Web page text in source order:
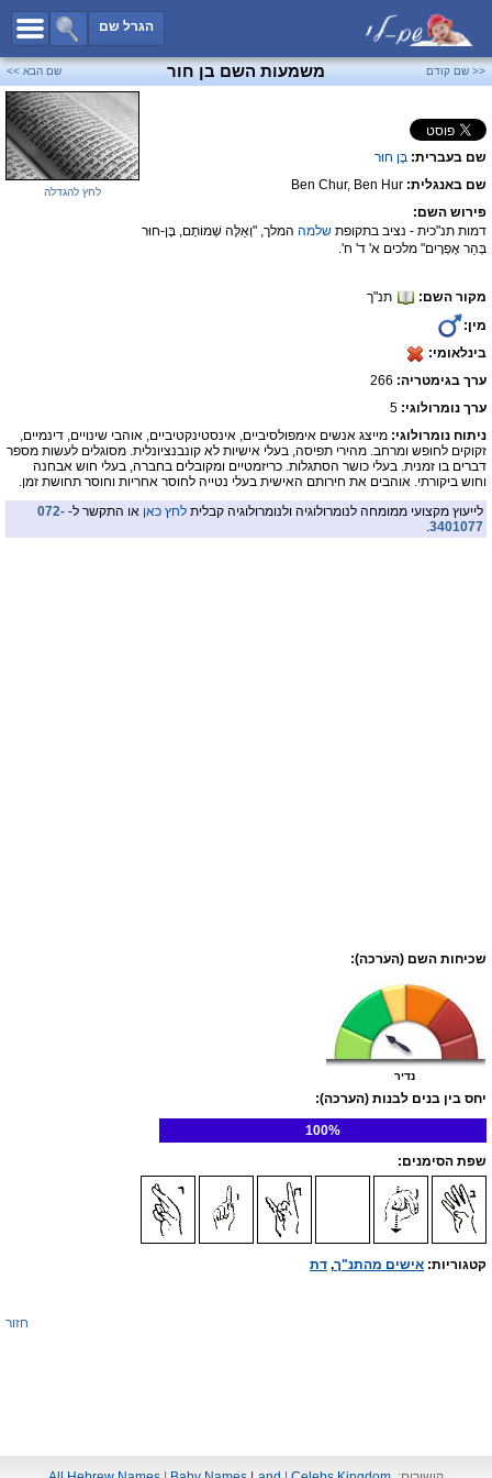
הגרל שם
כל השמות
שמות לבנים
שמות לבנות
שמות משותפים
שמות נפוצים
פייסבוק
<< שם קודם משמעות השם בן חור שם הבא >>
שם בעברית: בֶּן חוּ‏ר
שם באנגלית: Ben Chur, Ben Hur
פירוש השם:
דמות תנ"כית - נציב בתקופת שלמה המלך, "וְאֵלֶּה שְׁמוֹתָם, בֶּן-חוּר
בְּהַר אֶפְרָיִם" מלכים א' ד' ח'.
מקור השם:
תנ"ך
מין:
בינלאומי:
ערך בגימטריה:
ערך נומרולוגי: 5
לחץ להגדלה
ניתוח נומרולוגי: מייצג אנשים אימפולסיביים, אינסטינקטיביים, אוהבי שינויים, דינמיים,
זקוקים לחופש ומרחב. מהירי תפיסה, בעלי אישיות לא קונבנציונלית. מסוגלים לעשות מספר
דברים בו זמנית. בעלי כושר הסתגלות. כריזמטיים ומקובלים בחברה, בעלי חוש אבחנה
וחוש ביקורתי. אוהבים את חירותם האישית בעלי נטייה לחוסר אחריות וחוסר תחושת זמן.
לייעוץ מקצועי ממומחה לנומרולוגיה ולנומרולוגיה קבלית לחץ כאן או התקשר ל- 072-
3401077
.
שכיחות השם (הערכה):
נדיר
יחס בין בנים לבנות (הערכה):
100%
שפת הסימנים:
קטגוריות: אישים מהתנ"ך, דת
חזור